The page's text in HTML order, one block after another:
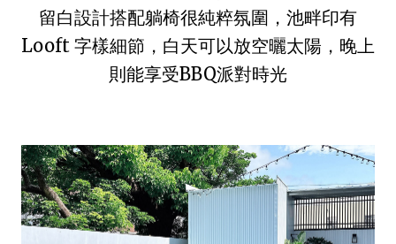
留白設計搭配躺椅很純粹氛圍，池畔印有
Looft 字樣細節，白天可以放空曬太陽，晚上
則能享受BBQ派對時光